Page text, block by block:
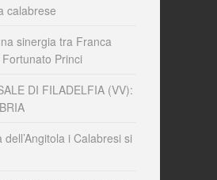
calabrese
sinergia tra Franca
Princi
DI FILADELFIA (VV):
i Calabresi si